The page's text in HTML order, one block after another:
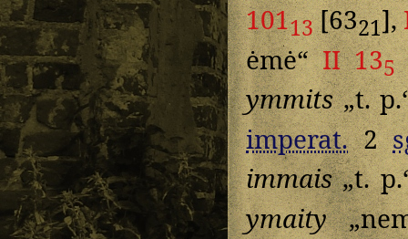
10113[6321],
ėmė“II 135
ymmits„t.
imperat.2
immais„t.
ymaity